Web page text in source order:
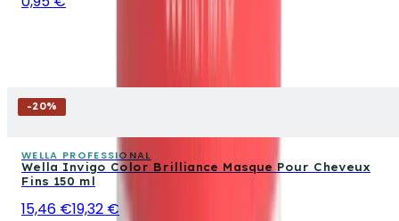
-20%
WELLA PROFESSIONAL
Wella Invigo Color Brilliance Masque Pour Cheveux
Fins 150 ml
15,46 €19,32 €